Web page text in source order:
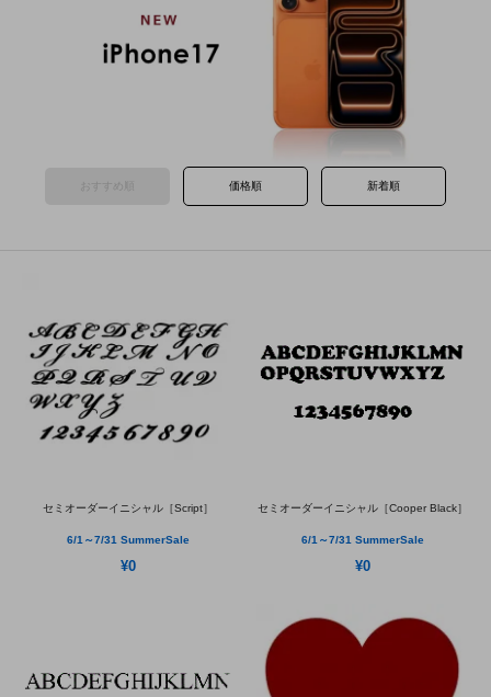
おすすめ順 価格順 新着順
セミオーダーイニシャル［Script］
6/1～7/31 SummerSale
¥0
セミオーダーイニシャル［Cooper Black］
6/1～7/31 SummerSale
¥0